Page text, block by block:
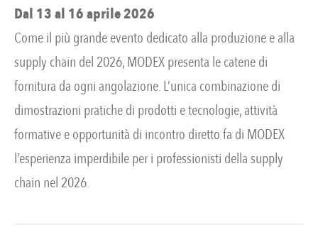
Dal 13 al 16 aprile 2026
Come il più grande evento dedicato alla produzione e alla
supply chain del 2026, MODEX presenta le catene di
fornitura da ogni angolazione. L’unica combinazione di
dimostrazioni pratiche di prodotti e tecnologie, attività
formative e opportunità di incontro diretto fa di MODEX
l’esperienza imperdibile per i professionisti della supply
chain nel 2026.